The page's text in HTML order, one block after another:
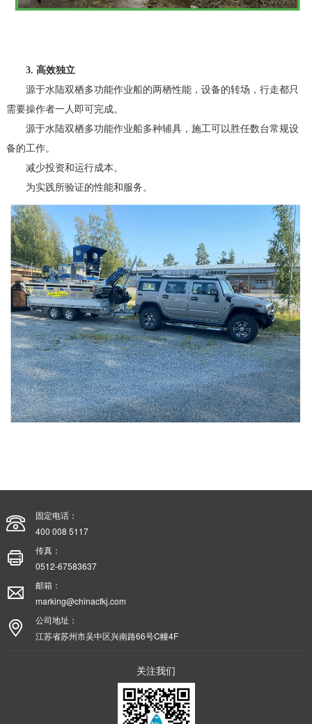
3. 高效独立
源于水陆双栖多功能作业船的两栖性能，设备的转场，行走都只
需要操作者一人即可完成。
源于水陆双栖多功能作业船多种辅具，施工可以胜任数台常规设
备的工作。
减少投资和运行成本。
为实践所验证的性能和服务。
固定电话：
400 008 5117
传真：
0512-67583637
邮箱：
marking@chinacfkj.com
公司地址：
江苏省苏州市吴中区兴南路66号C幢4F
关注我们